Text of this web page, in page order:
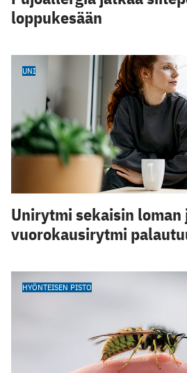
loppukesään
UNI
Unirytmi sekaisin loman
vuorokausirytmi
HYÖNTEISEN PISTO